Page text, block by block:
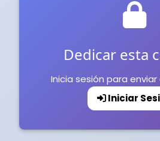
Dedicar esta
Inicia sesión para
Iniciar